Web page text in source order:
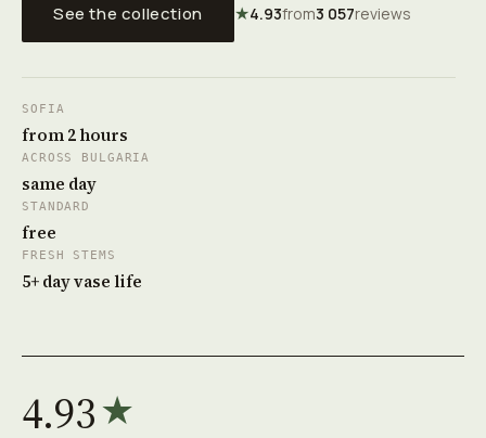
See the collection ★4.93from3 057reviews
SOFIA
from 2 hours
ACROSS BULGARIA
same day
STANDARD
free
FRESH STEMS
5+ day vase life
4.93★